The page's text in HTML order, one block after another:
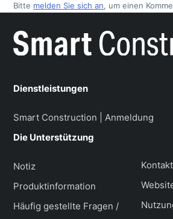
Bitte melden Sie sich an, um einen
Dienstleistungen
Smart Construction | Anmeldung
Die Unterstützung
Notiz
Produktinformation
Häufig gestellte Fragen /